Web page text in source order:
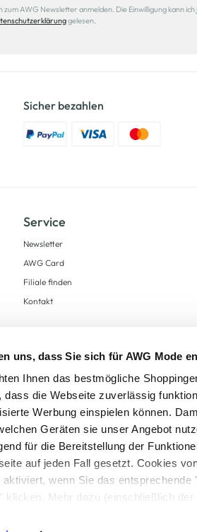
uns, dass Sie sich für AWG Mode
Ihnen das bestmögliche
dass die Webseite zuverlässig
Werbung einspielen können.
Geräten sie unser Angebot
für die Bereitstellung der
auf jeden Fall gesetzt. Cookies
aktiviert, wenn Sie das
klicken. Mehr dazu (einschließlich
zum AWG Newsletter anmelden. Die Einwilligung kann
gelesen.
Sicher bezahlen
Service
Newsletter
AWG Card
Filiale finden
Kontakt
Alle Preise inkl. gesetzl. Mehrwertsteuer zzgl.